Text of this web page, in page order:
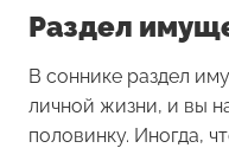
Раздел
В соннике раздел
личной жизни, и вы
половинку. Иногда,